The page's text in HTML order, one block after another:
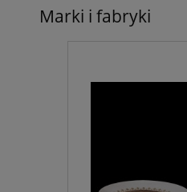
Marki i fabryki